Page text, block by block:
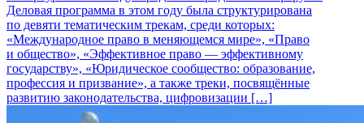
Деловая программа в этом году была структурирована
по девяти тематическим трекам, среди которых:
«Международное право в меняющемся мире», «Право
и общество», «Эффективное право — эффективному
государству», «Юридическое сообщество: образование,
профессия и призвание», а также треки, посвящённые
развитию законодательства, цифровизации […]